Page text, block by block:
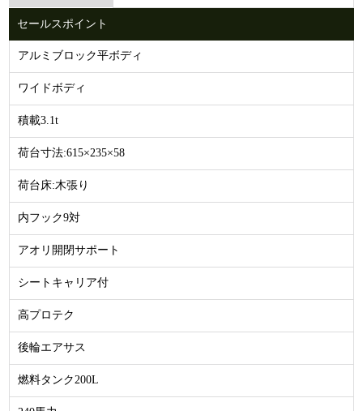
セールスポイント
アルミブロック平ボディ
ワイドボディ
積載3.1t
荷台寸法:615×235×58
荷台床:木張り
内フック9対
アオリ開閉サポート
シートキャリア付
高プロテク
後輪エアサス
燃料タンク200L